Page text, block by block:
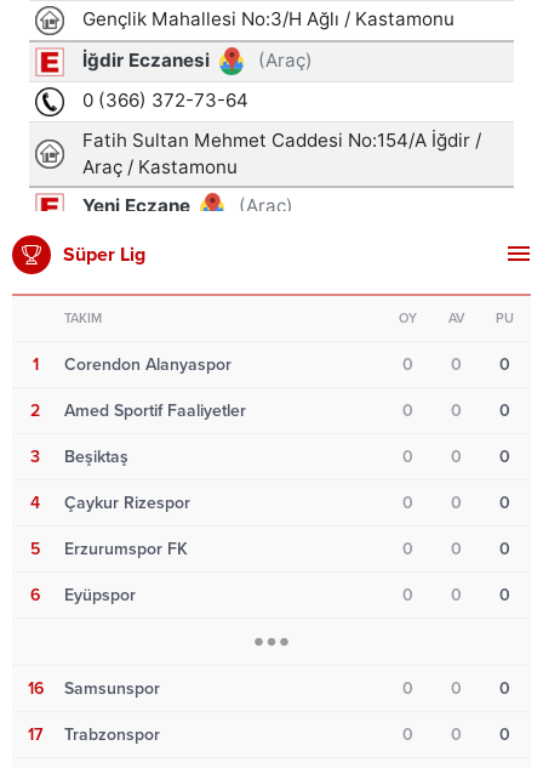
Süper Lig
TAKIM OY AV PU
1 Corendon Alanyaspor 0 0 0
2 Amed Sportif Faaliyetler 0 0 0
3 Beşiktaş 0 0 0
4 Çaykur Rizespor 0 0 0
5 Erzurumspor FK 0 0 0
6 Eyüpspor 0 0 0
16 Samsunspor 0 0 0
17 Trabzonspor 0 0 0